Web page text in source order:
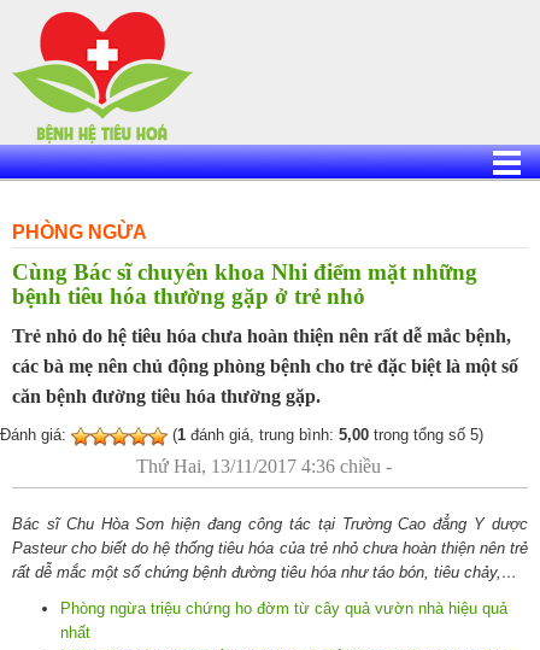
content
PHÒNG NGỪA
Cùng Bác sĩ chuyên khoa Nhi điểm mặt những
bệnh tiêu hóa thường gặp ở trẻ nhỏ
Trẻ nhỏ do hệ tiêu hóa chưa hoàn thiện nên rất dễ mắc bệnh,
các bà mẹ nên chủ động phòng bệnh cho trẻ đặc biệt là một số
căn bệnh đường tiêu hóa thường gặp.
Đánh giá: (1 đánh giá, trung bình: 5,00 trong tổng số 5)
Thứ Hai, 13/11/2017 4:36 chiều -
Bác sĩ Chu Hòa Sơn hiện đang công tác tại Trường Cao đẳng Y dược
Pasteur cho biết do hệ thống tiêu hóa của trẻ nhỏ chưa hoàn thiện nên trẻ
rất dễ mắc một số chứng bệnh đường tiêu hóa như táo bón, tiêu chảy,…
Phòng ngừa triệu chứng ho đờm từ cây quả vườn nhà hiệu quả
nhất